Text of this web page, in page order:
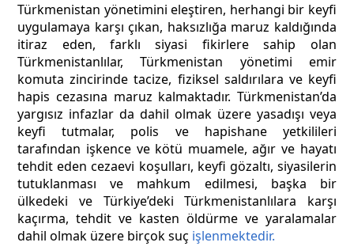
Türkmenistan yönetimini eleştiren, herhangi bir keyfi
uygulamaya karşı çıkan, haksızlığa maruz kaldığında
itiraz eden, farklı siyasi fikirlere sahip olan
Türkmenistanlılar, Türkmenistan yönetimi emir
komuta zincirinde tacize, fiziksel saldırılara ve keyfi
hapis cezasına maruz kalmaktadır. Türkmenistan’da
yargısız infazlar da dahil olmak üzere yasadışı veya
keyfi tutmalar, polis ve hapishane yetkilileri
tarafından işkence ve kötü muamele, ağır ve hayatı
tehdit eden cezaevi koşulları, keyfi gözaltı, siyasilerin
tutuklanması ve mahkum edilmesi, başka bir
ülkedeki ve Türkiye’deki Türkmenistanlılara karşı
kaçırma, tehdit ve kasten öldürme ve yaralamalar
dahil olmak üzere birçok suç işlenmektedir.